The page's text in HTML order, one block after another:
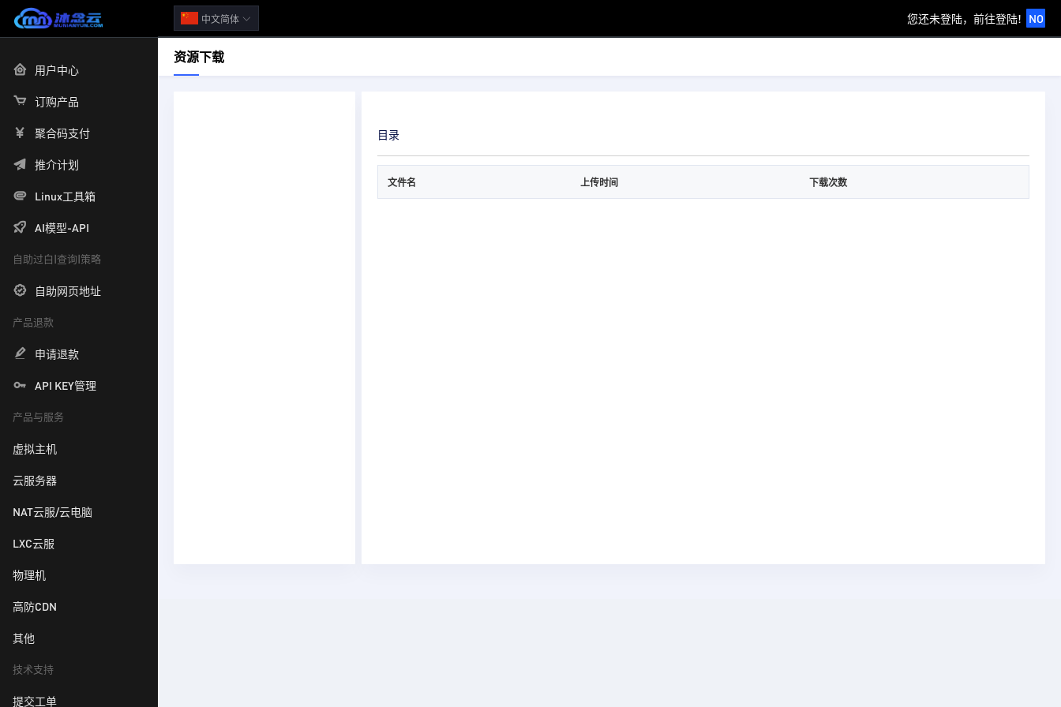
用户中心
订购产品
聚合码支付
推介计划
Linux工具箱
AI模型-API
自助过白|查询|策略
自助网页地址
产品退款
申请退款
API KEY管理
产品与服务
虚拟主机
云服务器
NAT云服/云电脑
LXC云服
物理机
高防CDN
其他
技术支持
提交工单
中文简体 您还未登陆，前往登陆! NO
资源下载
目录
文件名 上传时间 下载次数